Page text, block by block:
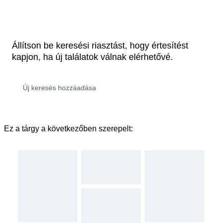
Állítson be keresési riasztást, hogy értesítést
kapjon, ha új találatok válnak elérhetővé.
Ez a tárgy a következőben szerepelt: